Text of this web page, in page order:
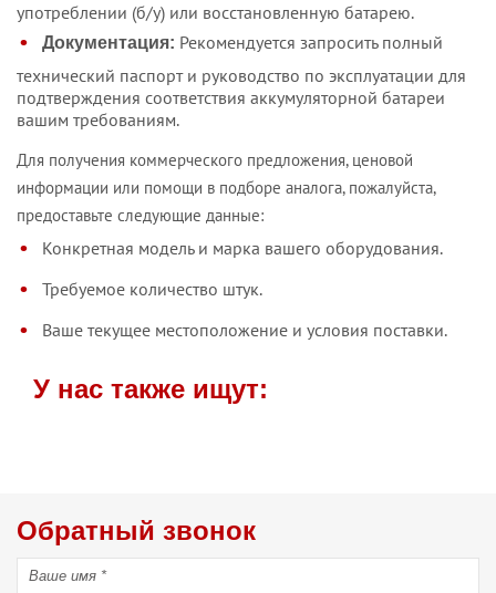
употреблении (б/у) или восстановленную батарею.
Документация: Рекомендуется запросить полный
технический паспорт и руководство по эксплуатации для
подтверждения соответствия аккумуляторной батареи
вашим требованиям.
Для получения коммерческого предложения, ценовой
информации или помощи в подборе аналога, пожалуйста,
предоставьте следующие данные:
Конкретная модель и марка вашего оборудования.
Требуемое количество штук.
Ваше текущее местоположение и условия поставки.
У нас также ищут:
Обратный звонок